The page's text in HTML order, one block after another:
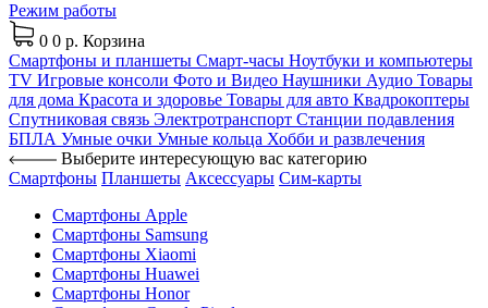
Режим работы
0 0 р. Корзина
Смартфоны и планшеты Смарт-часы Ноутбуки и компьютеры
TV Игровые консоли Фото и Видео Наушники Аудио Товары
для дома Красота и здоровье Товары для авто Квадрокоптеры
Спутниковая связь Электротранспорт Станции подавления
БПЛА Умные очки Умные кольца Хобби и развлечения
Выберите интересующую вас категорию
Смартфоны Планшеты Аксессуары Сим-карты
Смартфоны Apple
Смартфоны Samsung
Смартфоны Xiaomi
Смартфоны Huawei
Смартфоны Honor